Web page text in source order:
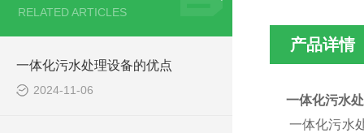
RELATED ARTICLES
一体化污水处理设备的优点
2024-11-06
产品详情
一体化污水
一体化污水